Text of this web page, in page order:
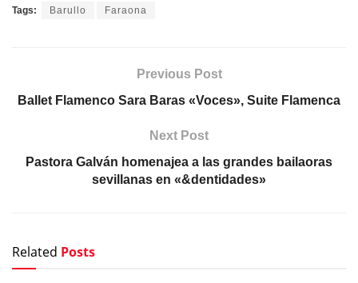
Tags: Barullo Faraona
Previous Post
Ballet Flamenco Sara Baras «Voces», Suite Flamenca
Next Post
Pastora Galván homenajea a las grandes bailaoras
sevillanas en «&dentidades»
Related Posts